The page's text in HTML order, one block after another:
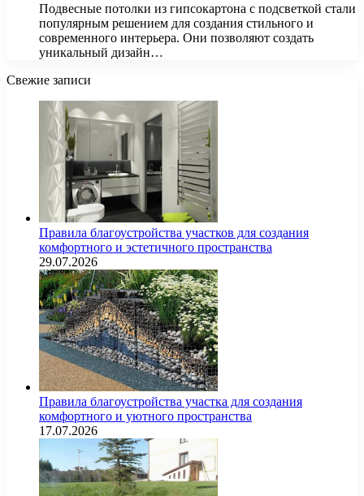
Подвесные потолки из гипсокартона с подсветкой стали
популярным решением для создания стильного и
современного интерьера. Они позволяют создать
уникальный дизайн…
Свежие записи
Правила благоустройства участков для создания
комфортного и эстетичного пространства
29.07.2026
Правила благоустройства участка для создания
комфортного и уютного пространства
17.07.2026